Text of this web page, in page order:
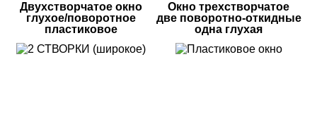
Двухстворчатое окно
глухое/поворотное
пластиковое
Окно трехстворчатое
две поворотно-откидные
одна глухая